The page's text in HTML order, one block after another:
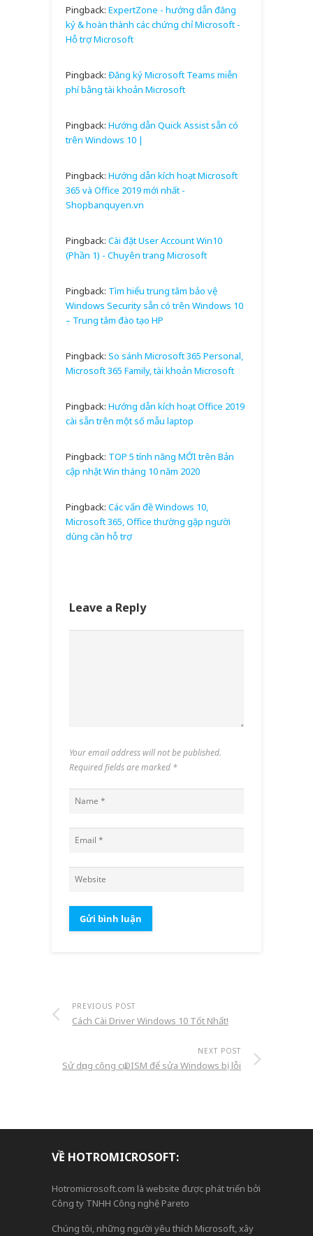
Pingback: ExpertZone - hướng dẫn đăng
ký & hoàn thành các chứng chỉ Microsoft -
Hỗ trợ Microsoft
Pingback: Đăng ký Microsoft Teams miễn
phí bằng tài khoản Microsoft
Pingback: Hướng dẫn Quick Assist sẵn có
trên Windows 10 |
Pingback: Hướng dẫn kích hoạt Microsoft
365 và Office 2019 mới nhất -
Shopbanquyen.vn
Pingback: Cài đặt User Account Win10
(Phần 1) - Chuyên trang Microsoft
Pingback: Tìm hiểu trung tâm bảo vệ
Windows Security sẵn có trên Windows 10
– Trung tâm đào tạo HP
Pingback: So sánh Microsoft 365 Personal,
Microsoft 365 Family, tài khoản Microsoft
Pingback: Hướng dẫn kích hoạt Office 2019
cài sẵn trên một số mẫu laptop
Pingback: TOP 5 tính năng MỚI trên Bản
cập nhật Win tháng 10 năm 2020
Pingback: Các vấn đề Windows 10,
Microsoft 365, Office thường gặp người
dùng cần hỗ trợ
Leave a Reply
Your email address will not be published.
Required fields are marked *
PREVIOUS POST
Cách Cài Driver Windows 10 Tốt Nhất!
NEXT POST
Sử dụng công cụ DISM để sửa Windows bị lỗi
VỀ HOTROMICROSOFT:
Hotromicrosoft.com là website được phát triển bởi
Công ty TNHH Công nghệ Pareto
Chúng tôi, những người yêu thích Microsoft, xây